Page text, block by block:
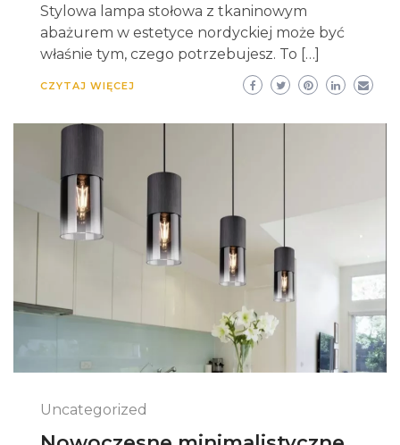
Stylowa lampa stołowa z tkaninowym
abażurem w estetyce nordyckiej może być
właśnie tym, czego potrzebujesz. To […]
CZYTAJ WIĘCEJ
Uncategorized